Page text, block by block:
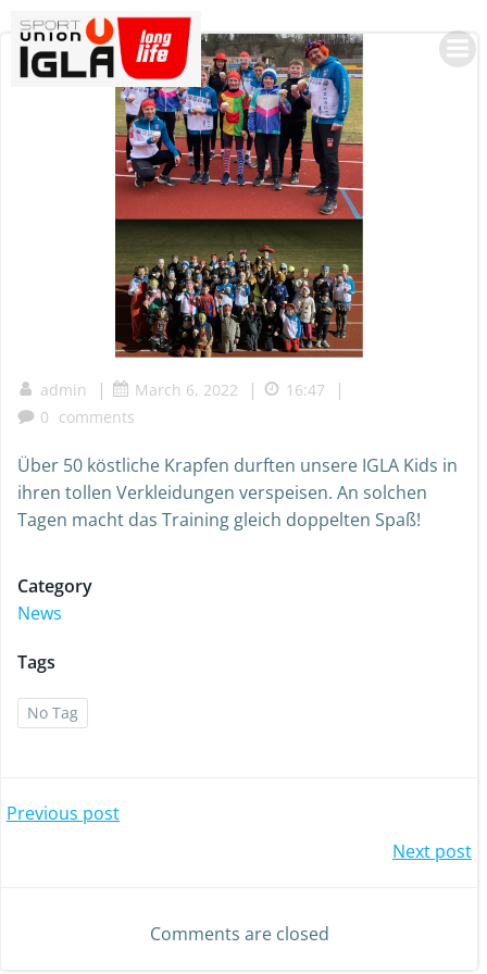
to
content
admin | March 6, 2022 | 16:47 |
0 comments
Über 50 köstliche Krapfen durften unsere IGLA Kids in
ihren tollen Verkleidungen verspeisen. An solchen
Tagen macht das Training gleich doppelten Spaß!
Category
News
Tags
No Tag
Post
Previous post
navigation
Next post
Comments are closed